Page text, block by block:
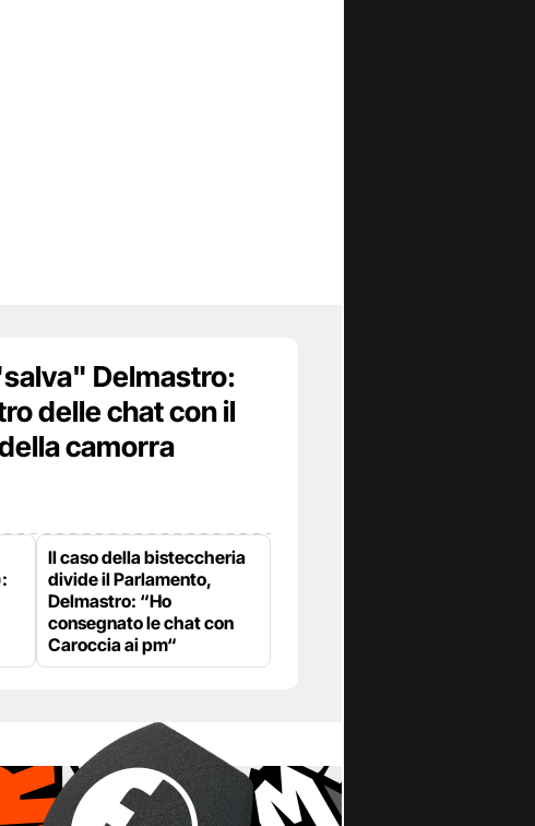
Delmastro:
delle chat con il
camorra
Il caso della bisteccheria
divide il Parlamento,
Delmastro: “Ho
consegnato le chat con
Caroccia ai pm“